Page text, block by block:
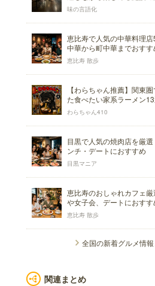
味の言語化
恵比寿で人気の中華料理
中華から町中華までおす
恵比寿 散歩
【わらちゃん推薦】関東
た食べたい家系ラーメン
わらちゃん410
目黒で人気の焼肉店を厳選
ンチ・デートにおすすめ
目黒マニア
恵比寿のおしゃれカフェ
や女子会、デートにおすす
恵比寿 散歩
全国の新着グルメ情
関連まとめ